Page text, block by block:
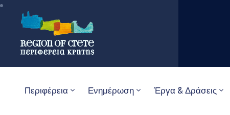
Περιφέρεια Ενημέρωση Έργα & Δράσεις